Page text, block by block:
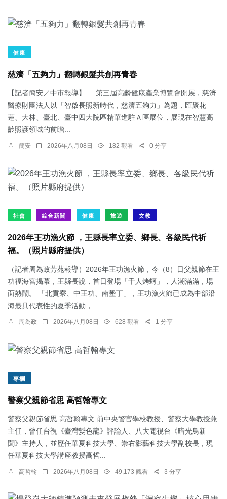
健康
慈濟「五夠力」翻轉銀髮共創再青春
【記者簡安／中市報導】 第三屆高齡健康產業博覽會開展，慈濟
醫療財團法人以「智啟長照新時代，慈濟五夠力」為題，匯聚花
蓮、大林、臺北、臺中四大院區精華進駐Ａ區展位，展現在智慧高
齡照護領域的前瞻...
簡安 2026年八月08日 182 觀看 0 分享
社會 綜合新聞 健康 旅遊 文教
2026年王功漁火節 ，王縣長率立委、鄉長、各級民代祈
福。（照片縣府提供）
（記者周為政芳苑報導）2026年王功漁火節，今（8）日父親節在王
功福海宮揭幕，王縣長說，首日登場「千人烤蚵」，人潮滿滿，場
面熱鬧。 「北貢寮、中王功、南墾丁」，王功漁火節已成為中部沿
海最具代表性的夏季活動，...
周為政 2026年八月08日 628 觀看 1 分享
專欄
警察父親節省思 高哲翰專文
警察父親節省思 高哲翰專文 前中央警官學校教授、警察大學教授兼
主任，曾任台視《臺灣變色龍》評論人、八大電視台《暗光鳥新
聞》主持人，並歷任華夏科技大學、崇右影藝科技大學副校長，現
任華夏科技大學講座教授高哲...
高哲翰 2026年八月08日 49,173 觀看 3 分享